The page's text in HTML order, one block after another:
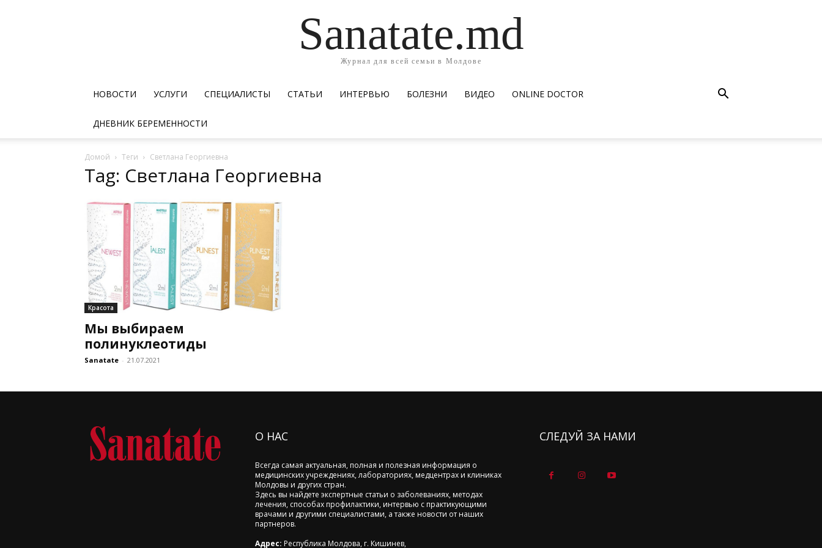
Sanatate.md
Журнал для всей семьи в Молдове
НОВОСТИ УСЛУГИ СПЕЦИАЛИСТЫ СТАТЬИ ИНТЕРВЬЮ БОЛЕЗНИ ВИДЕО ОNLINE DOCTOR
ДНЕВНИК БЕРЕМЕННОСТИ
Домой Теги Светлана Георгиевна
Tag: Светлана Георгиевна
Красота
Мы выбираем
полинуклеотиды
Sanatate - 21.07.2021
О НАС
Всегда самая актуальная, полная и полезная информация о
медицинских учреждениях, лабораториях, медцентрах и клиниках
Молдовы и других стран.
Здесь вы найдете экспертные статьи о заболеваниях, методах
лечения, способах профилактики, интервью с практикующими
врачами и другими специалистами, а также новости от наших
партнеров.
Адрес: Республика Молдова, г. Кишинев,
СЛЕДУЙ ЗА НАМИ